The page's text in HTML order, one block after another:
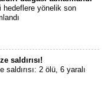
hedeflere yönelik son
saldırısı!
saldırısı: 2 ölü, 6 yaralı